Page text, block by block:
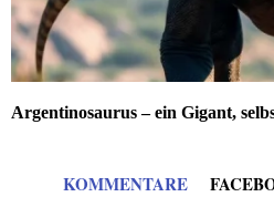
Argentinosaurus – ein Gigant,
KOMMENTARE